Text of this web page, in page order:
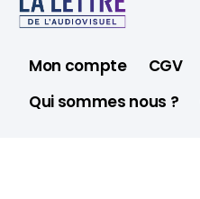
Mon compte CGV
Qui sommes nous ?